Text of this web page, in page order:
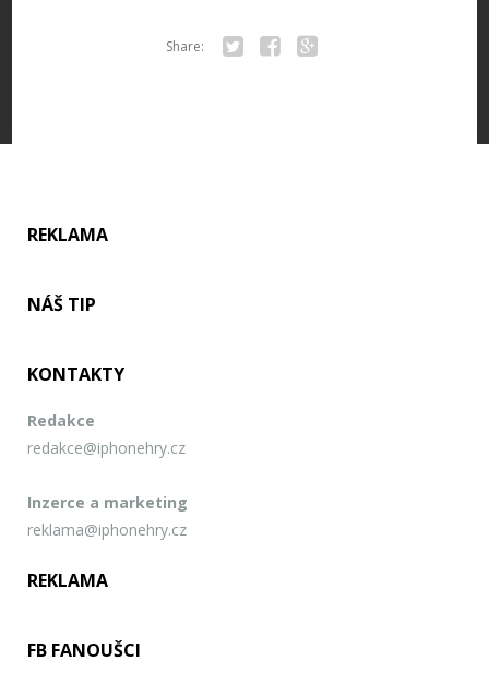
Share:
REKLAMA
NÁŠ TIP
KONTAKTY
Redakce
redakce@iphonehry.cz
Inzerce a marketing
reklama@iphonehry.cz
REKLAMA
FB FANOUŠCI